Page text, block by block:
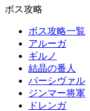
ボス攻略
ボス攻略一覧
アルーガ
ギルノ
結晶の番人
パーシヴァル
ジンマー将軍
ドレンガ